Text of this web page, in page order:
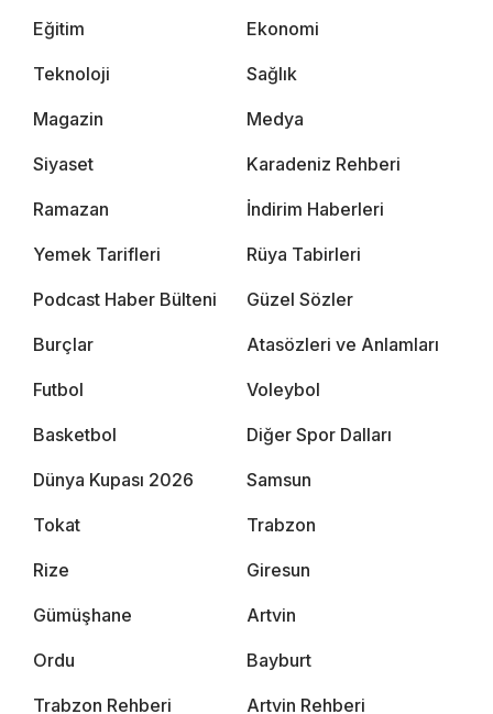
Eğitim Ekonomi
Teknoloji Sağlık
Magazin Medya
Siyaset Karadeniz Rehberi
Ramazan İndirim Haberleri
Yemek Tarifleri Rüya Tabirleri
Podcast Haber Bülteni Güzel Sözler
Burçlar Atasözleri ve Anlamları
Futbol Voleybol
Basketbol Diğer Spor Dalları
Dünya Kupası 2026 Samsun
Tokat Trabzon
Rize Giresun
Gümüşhane Artvin
Ordu Bayburt
Trabzon Rehberi Artvin Rehberi